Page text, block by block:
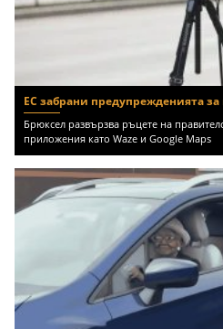
ЕС забрани предупрежденията за
Брюксел развързва ръцете на
приложения като Waze и Google Maps